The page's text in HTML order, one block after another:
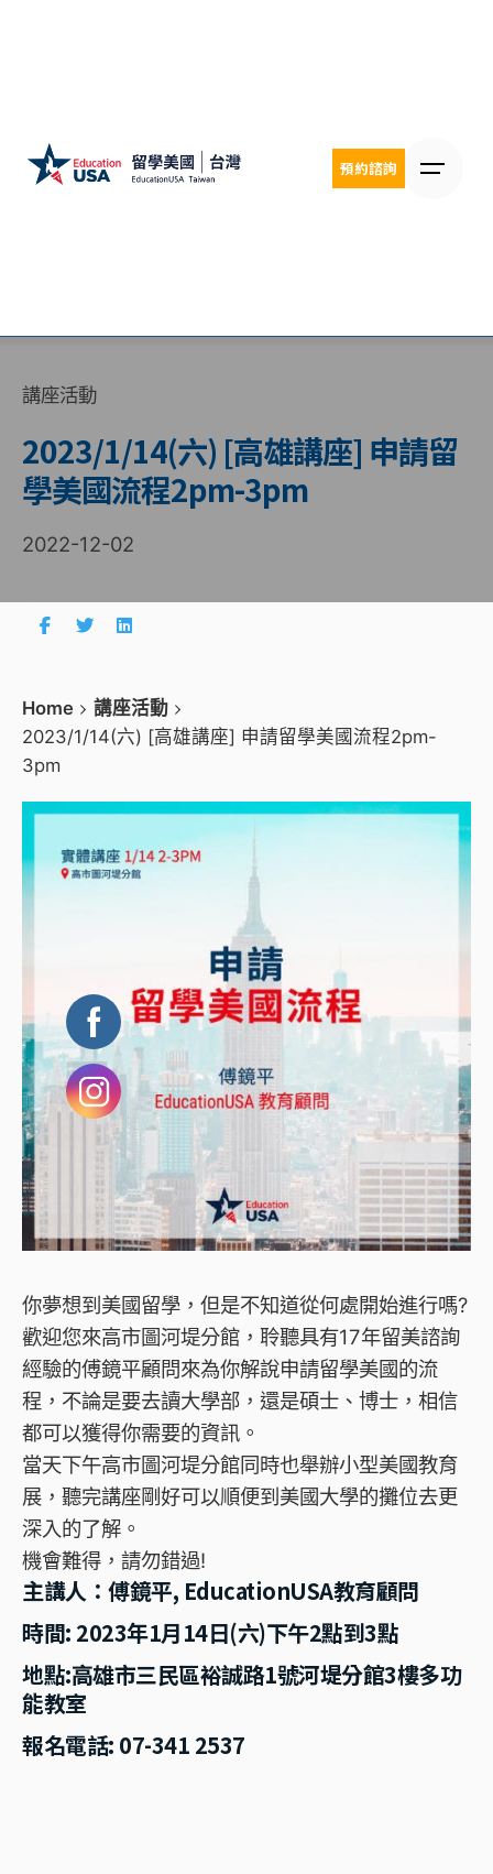
預約諮詢
講座活動
2023/1/14(六) [高雄講座] 申請留
學美國流程2pm-3pm
2022-12-02
Home
講座活動
2023/1/14(六) [高雄講座] 申請留學美國流程2pm-
3pm
你夢想到美國留學，但是不知道從何處開始進行嗎?
歡迎您來高市圖河堤分館，聆聽具有17年留美諮詢
經驗的傅鏡平顧問來為你解說申請留學美國的流
程，不論是要去讀大學部，還是碩士、博士，相信
都可以獲得你需要的資訊。
當天下午高市圖河堤分館同時也舉辦小型美國教育
展，聽完講座剛好可以順便到美國大學的攤位去更
深入的了解。
機會難得，請勿錯過!
主講人： 傅鏡平, EducationUSA教育顧問
時間: 2023年1月14日(六)下午2點到3點
地點:高雄市三民區裕誠路1號河堤分館3樓多功
能教室
報名電話: 07-341 2537